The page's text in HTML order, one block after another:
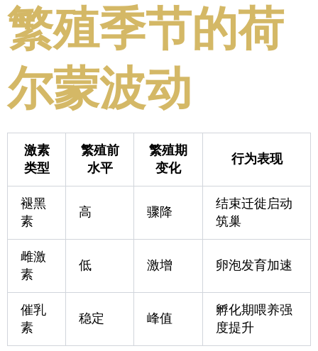
繁殖季节的荷
尔蒙波动
激素
类型
繁殖前
水平
繁殖期
变化
行为表现
褪黑
素
高 骤降
结束迁徙启动
筑巢
雌激
素
低 激增 卵泡发育加速
催乳
素
稳定 峰值
孵化期喂养强
度提升